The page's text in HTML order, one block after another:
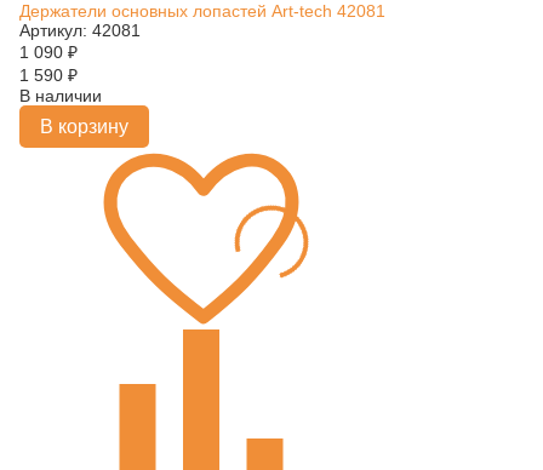
Держатели основных лопастей Art-tech 42081
Артикул: 42081
1 090 ₽
1 590 ₽
В наличии
В корзину